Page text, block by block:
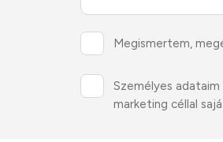
Megismertem,
Személyes
marketing céllal